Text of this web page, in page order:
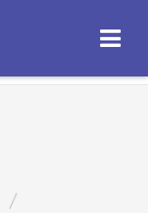
ОТКРЫТЬ
/